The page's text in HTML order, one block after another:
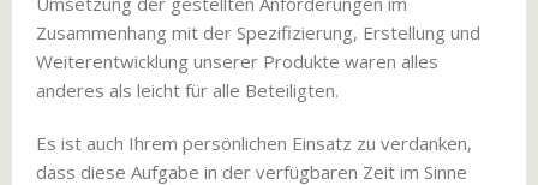
Zusammenhang mit der Spezifizierung, Erstellung und
Weiterentwicklung unserer Produkte waren alles
anderes als leicht für alle Beteiligten.
Es ist auch Ihrem persönlichen Einsatz zu verdanken,
dass diese Aufgabe in der verfügbaren Zeit im Sinne